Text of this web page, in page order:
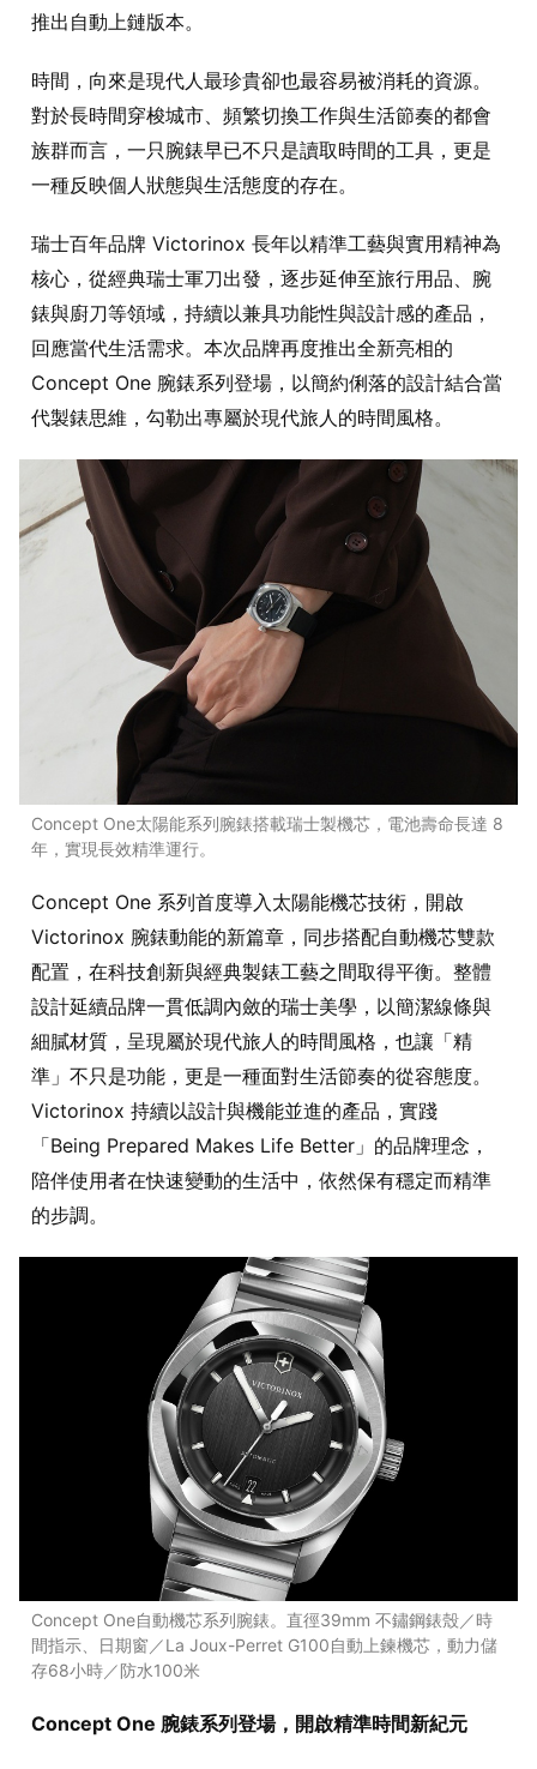
推出自動上鏈版本。
時間，向來是現代人最珍貴卻也最容易被消耗的資源。
對於長時間穿梭城市、頻繁切換工作與生活節奏的都會
族群而言，一只腕錶早已不只是讀取時間的工具，更是
一種反映個人狀態與生活態度的存在。
瑞士百年品牌 Victorinox 長年以精準工藝與實用精神為
核心，從經典瑞士軍刀出發，逐步延伸至旅行用品、腕
錶與廚刀等領域，持續以兼具功能性與設計感的產品，
回應當代生活需求。本次品牌再度推出全新亮相的
Concept One 腕錶系列登場，以簡約俐落的設計結合當
代製錶思維，勾勒出專屬於現代旅人的時間風格。
Concept One太陽能系列腕錶搭載瑞士製機芯，電池壽命長達 8
年，實現長效精準運行。
Concept One 系列首度導入太陽能機芯技術，開啟
Victorinox 腕錶動能的新篇章，同步搭配自動機芯雙款
配置，在科技創新與經典製錶工藝之間取得平衡。整體
設計延續品牌一貫低調內斂的瑞士美學，以簡潔線條與
細膩材質，呈現屬於現代旅人的時間風格，也讓「精
準」不只是功能，更是一種面對生活節奏的從容態度。
Victorinox 持續以設計與機能並進的產品，實踐
「Being Prepared Makes Life Better」的品牌理念，
陪伴使用者在快速變動的生活中，依然保有穩定而精準
的步調。
Concept One自動機芯系列腕錶。直徑39mm 不鏽鋼錶殼／時
間指示、日期窗／La Joux-Perret G100自動上鍊機芯，動力儲
存68小時／防水100米
Concept One 腕錶系列登場，開啟精準時間新紀元